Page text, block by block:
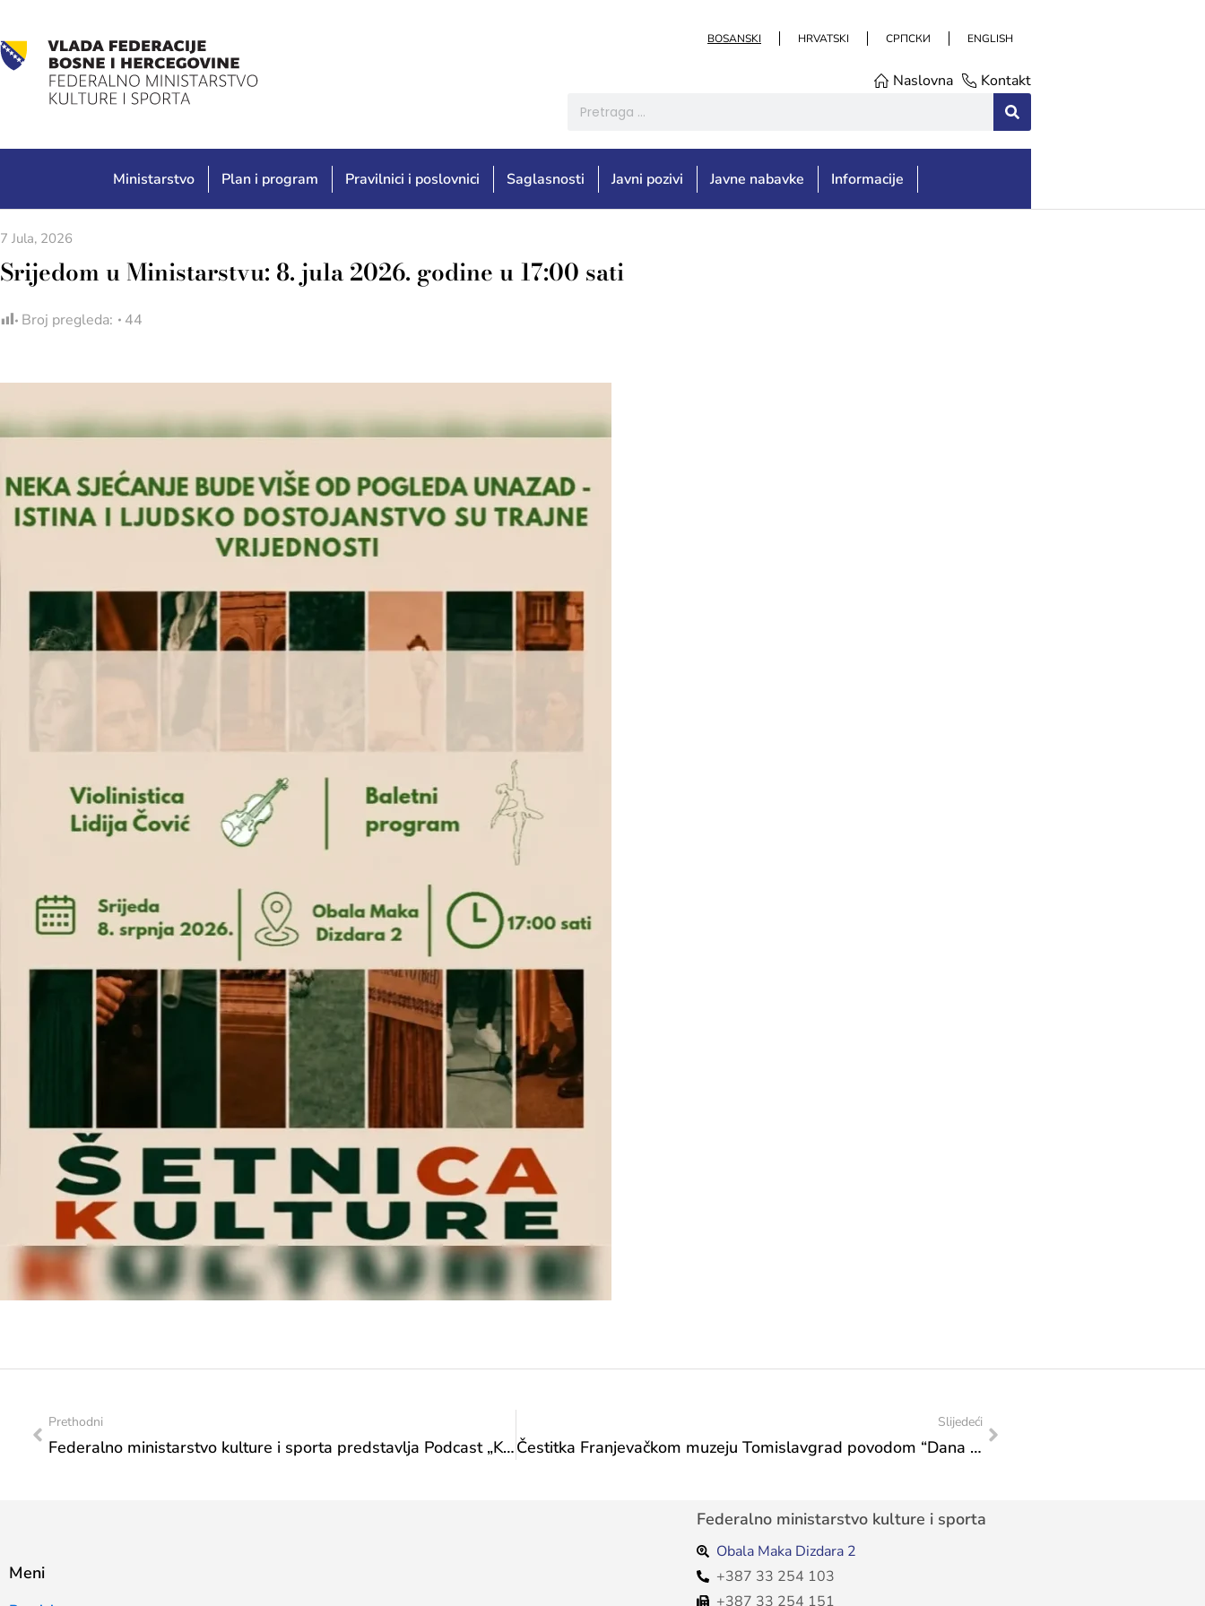
BOSANSKI HRVATSKI СРПСКИ ENGLISH
Naslovna Kontakt
Ministarstvo Plan i program Pravilnici i poslovnici Saglasnosti Javni pozivi Javne nabavke Informacije
7 Jula, 2026
Srijedom u Ministarstvu: 8. jula 2026. godine u 17:00 sati
Broj pregleda: 44
Prethodni
Federalno ministarstvo kulture i sporta predstavlja Podcast „Koraci naslijeđa“ u srijedu, 8. 7. 2026. godine u 11 sati na Youtube kanalu Federalnog ministarstva kulture i sporta
Slijedeći
Čestitka Franjevačkom muzeju Tomislavgrad povodom “Dana sv. Nikole Tavelića”
Meni
Federalno ministarstvo kulture i sporta
Obala Maka Dizdara 2
+387 33 254 103
+387 33 254 151